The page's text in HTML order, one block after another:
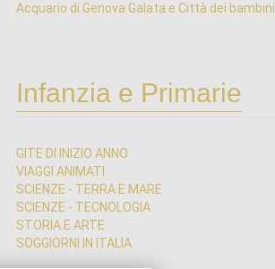
Acquario di Genova Galata e Città dei bambini
Infanzia e Primarie
GITE DI INIZIO ANNO
VIAGGI ANIMATI
SCIENZE - TERRA E MARE
SCIENZE - TECNOLOGIA
STORIA E ARTE
SOGGIORNI IN ITALIA